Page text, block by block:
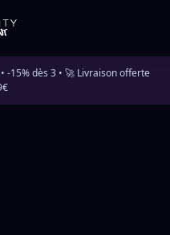
-15% dès 3 • 🚀 Livraison offerte